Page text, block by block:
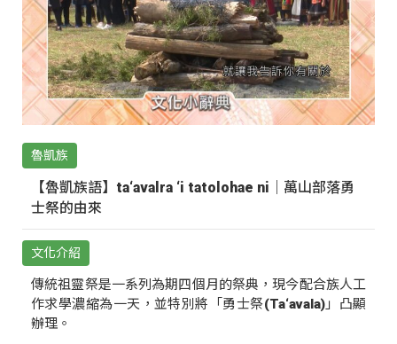
魯凱族
【魯凱族語】ta‘avalra ‘i tatolohae ni｜萬山部落勇
士祭的由來
文化介紹
傳統祖靈祭是一系列為期四個月的祭典，現今配合族人工
作求學濃縮為一天，並特別將「勇士祭(Ta‘avala)」凸顯
辦理。